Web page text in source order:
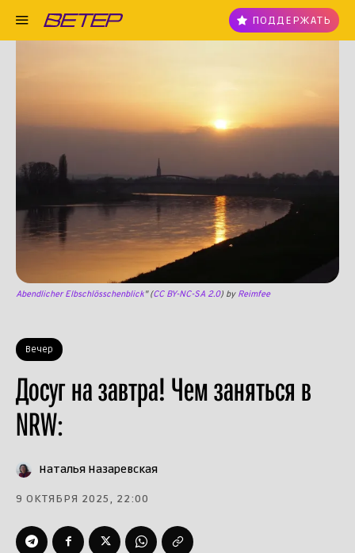
ПОДДЕРЖАТЬ
Вечер
Досуг на завтра! Чем заняться в
NRW:
Abendlicher Elbschlösschenblick" (CC BY-NC-SA 2.0) by Reimfee
Наталья Назаревская
9 ОКТЯБРЯ 2025, 22:00